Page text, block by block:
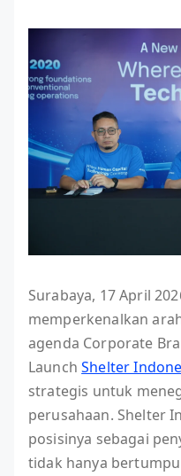
Surabaya, 17 April
memperkenalkan
agenda Corporate
LaunchShelter
strategis untuk
perusahaan. Shelter
posisinya sebagai
tidak hanya